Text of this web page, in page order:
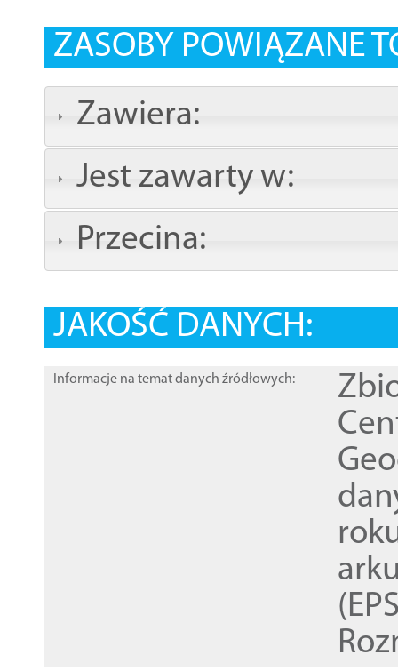
ZASOBY POWIĄZANE
Zawiera:
Jest zawarty w:
Przecina:
JAKOŚĆ DANYCH:
Informacje na temat danych źródłowych: